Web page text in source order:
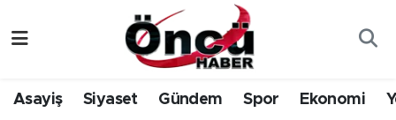
Asayiş Siyaset Gündem Spor Ekonomi
Gündem
Düzce Nöbetçi Eczaneler
Düzce Hava Durumu